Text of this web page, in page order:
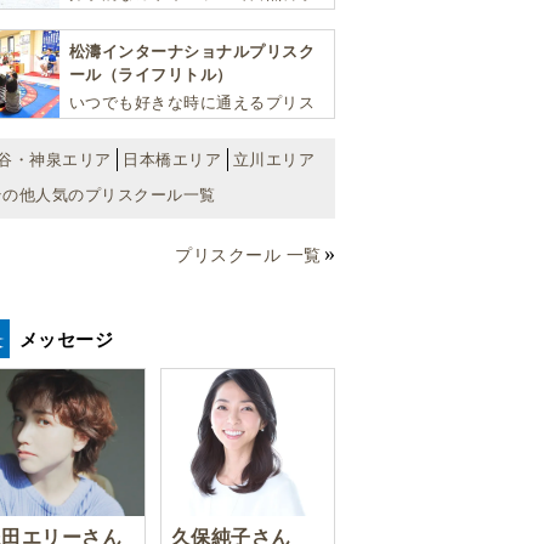
非認知能力を育てるインターナシ
ョナル・プリスクールです。
松濤インターナショナルプリスク
ール（ライフリトル）
いつでも好きな時に通えるプリス
性を尊重し、想像力豊かな感性、
自ら進んで学ぶこと、考える力を
育みます
・神泉エリア 日本橋エリア
立川エリア
の他人気のプリスクール一覧
プリスクール 一覧
メッセージ
エリーさん 久保純子さん